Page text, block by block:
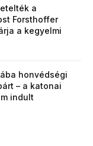
a
Forsthoffer
a kegyelmi
honvédségi
– a katonai
indult